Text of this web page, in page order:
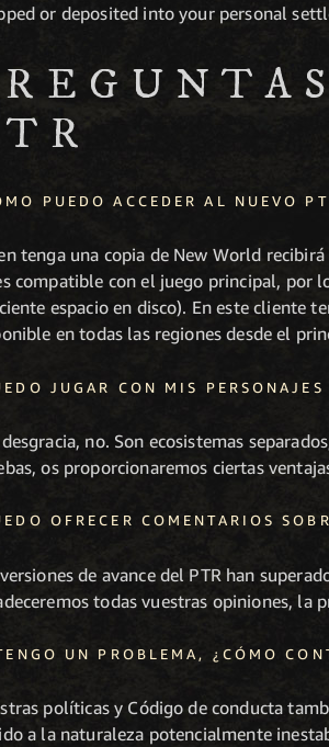
or deposited into your personal
PUEDO ACCEDER AL NUEVO
tenga una copia de New World
compatible con el juego principal, por
espacio en disco). En este cliente
en todas las regiones desde el
JUGAR CON MIS
no. Son ecosistemas
os proporcionaremos ciertas
OFRECER COMENTARIOS
de avance del PTR han
todas vuestras opiniones, la
UN PROBLEMA, ¿CÓMO
políticas y Código de conducta
a la naturaleza potencialmente